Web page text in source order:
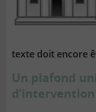
texte doit encore
Un plafond
d’intervention